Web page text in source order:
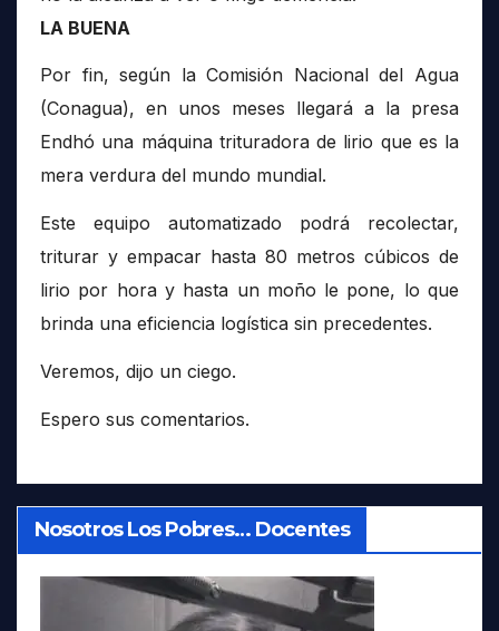
LA BUENA
Por fin, según la Comisión Nacional del Agua
(Conagua), en unos meses llegará a la presa
Endhó una máquina trituradora de lirio que es la
mera verdura del mundo mundial.
Este equipo automatizado podrá recolectar,
triturar y empacar hasta 80 metros cúbicos de
lirio por hora y hasta un moño le pone, lo que
brinda una eficiencia logística sin precedentes.
Veremos, dijo un ciego.
Espero sus comentarios.
Nosotros Los Pobres… Docentes